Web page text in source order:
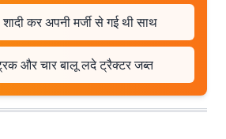
कर अपनी मर्जी से गई थी साथ
और चार बालू लदे ट्रैक्टर जब्त